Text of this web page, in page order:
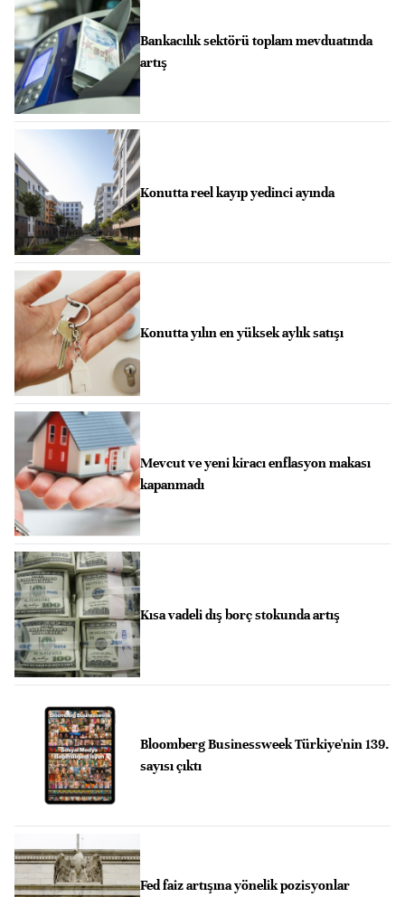
Bankacılık sektörü toplam mevduatında
artış
Konutta reel kayıp yedinci ayında
Konutta yılın en yüksek aylık satışı
Mevcut ve yeni kiracı enflasyon makası
kapanmadı
Kısa vadeli dış borç stokunda artış
Bloomberg Businessweek Türkiye'nin 139.
sayısı çıktı
Fed faiz artışına yönelik pozisyonlar